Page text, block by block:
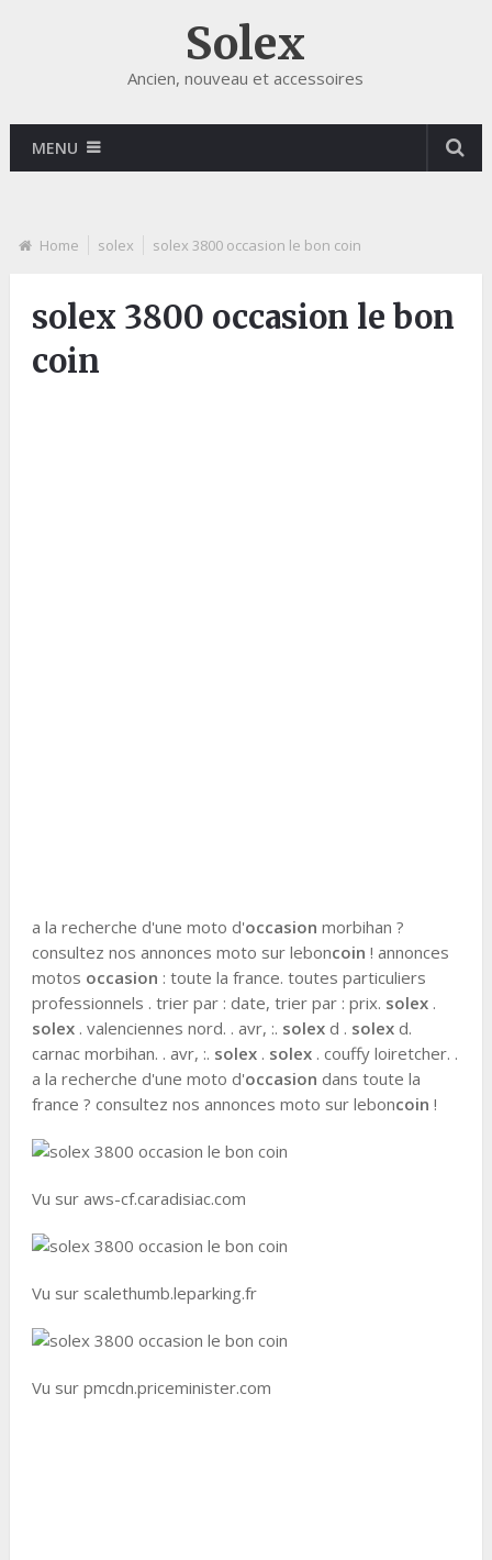
Solex
Ancien, nouveau et accessoires
MENU
Home solex solex 3800 occasion le bon coin
solex 3800 occasion le bon
coin
a la recherche d'une moto d'occasion morbihan ?
consultez nos annonces moto sur leboncoin ! annonces
motos occasion : toute la france. toutes particuliers
professionnels . trier par : date, trier par : prix. solex.
solex. valenciennes nord. . avr, :. solexd . solexd.
carnac morbihan. . avr, :. solex. solex. couffy loiretcher. .
a la recherche d'une moto d'occasion dans toute la
france ? consultez nos annonces moto sur leboncoin !
Vu sur aws-cf.caradisiac.com
Vu sur scalethumb.leparking.fr
Vu sur pmcdn.priceminister.com